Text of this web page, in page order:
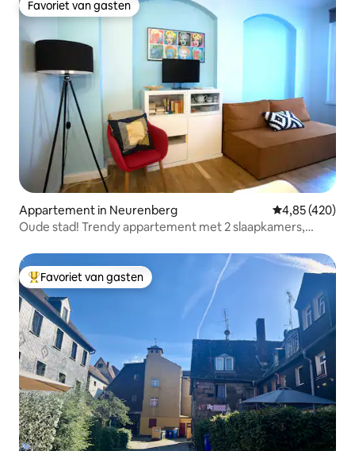
Favoriet van gasten
Favoriet van gasten
Appartement in Neurenberg Gemiddelde
4,85 (420)
Oude stad! Trendy appartement met 2 slaapkamers,
Topfavoriet van gasten
Favoriet van gasten